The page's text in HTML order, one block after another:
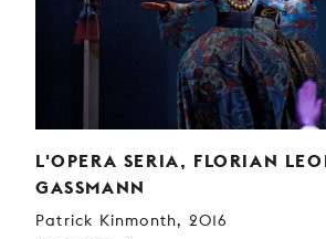
L'OPERA SERIA, FLORIAN
GASSMANN
Patrick Kinmonth, 2016